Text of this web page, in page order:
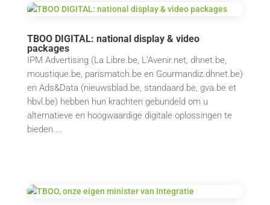
TBOO DIGITAL: national display & video
packages
IPM Advertising (La Libre.be, L’Avenir.net, dhnet.be,
moustique.be, parismatch.be en Gourmandiz.dhnet.be)
en Ads&Data (nieuwsblad.be, standaard.be, gva.be et
hbvl.be) hebben hun krachten gebundeld om u
alternatieve en hoogwaardige digitale oplossingen te
bieden....